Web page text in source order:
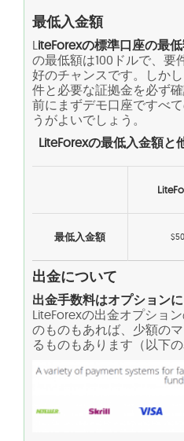
最低入金額
LiteForexの標準口座の最
の最低額は100ドルで、要
好のチャンスです。しか
件と必要な証拠金を必ず
前にまずデモ口座ですべ
うがよいでしょう。
LiteForexの最低入金額と
最低入金額 $50
出金について
出金手数料はオプション
LiteForexの出金オプショ
のものもあれば、少額の
るものもあります（以下の